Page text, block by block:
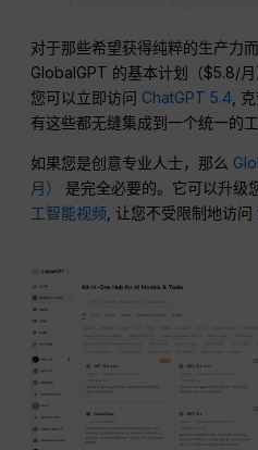
对于那些希望获得纯粹的生产力
GlobalGPT 的基本计划（$5.8/月
您可以立即访问 ChatGPT 5.4 ,
有这些都无缝集成到一个统一的
如果您是创意专业人士，那么
月）
是完全必要的。它可以升级
工智能视频 , 让您不受限制地访问